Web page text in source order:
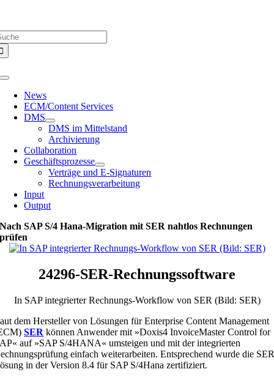
springen
Toggle
Navigation
News
ECM/Content Services
DMS
DMS im Mittelstand
Archivierung
Collaboration
Geschäftsprozesse
Verträge und E-Signaturen
Rechnungsverarbeitung
Input
Output
Nach SAP S/4 Hana-Migration mit SER nahtlos Rechnungen
prüfen
24296-SER-Rechnungssoftware
In SAP integrierter Rechnungs-Workflow von SER (Bild: SER)
dem Hersteller von Lösungen für Enterprise Content Management
SER können Anwender mit »Doxis4 InvoiceMaster Control for
auf »SAP S/4HANA« umsteigen und mit der integrierten
einfach weiterarbeiten. Entsprechend wurde die
in der Version 8.4 für SAP S/4Hana zertifiziert.